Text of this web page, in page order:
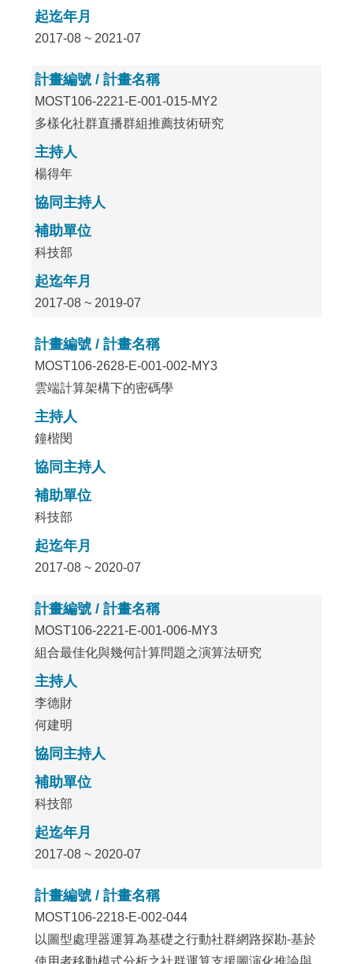
起迄年月
2017-08 ~ 2021-07
計畫編號 / 計畫名稱
MOST106-2221-E-001-015-MY2
多樣化社群直播群組推薦技術研究
主持人
楊得年
協同主持人
補助單位
科技部
起迄年月
2017-08 ~ 2019-07
計畫編號 / 計畫名稱
MOST106-2628-E-001-002-MY3
雲端計算架構下的密碼學
主持人
鐘楷閔
協同主持人
補助單位
科技部
起迄年月
2017-08 ~ 2020-07
計畫編號 / 計畫名稱
MOST106-2221-E-001-006-MY3
組合最佳化與幾何計算問題之演算法研究
主持人
李德財
何建明
協同主持人
補助單位
科技部
起迄年月
2017-08 ~ 2020-07
計畫編號 / 計畫名稱
MOST106-2218-E-002-044
以圖型處理器運算為基礎之行動社群網路探勘-基於
使用者移動模式分析之社群運算支援圖演化推論與